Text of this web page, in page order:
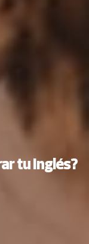
tu Inglés?